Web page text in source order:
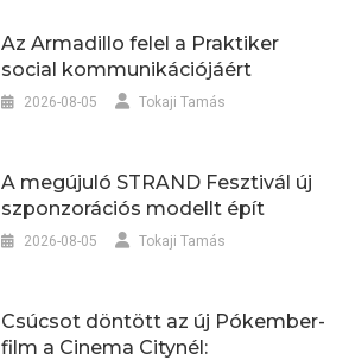
Az Armadillo felel a Praktiker
social kommunikációjáért
2026-08-05 Tokaji Tamás
A megújuló STRAND Fesztivál új
szponzorációs modellt épít
2026-08-05 Tokaji Tamás
Csúcsot döntött az új Pókember-
film a Cinema Citynél: